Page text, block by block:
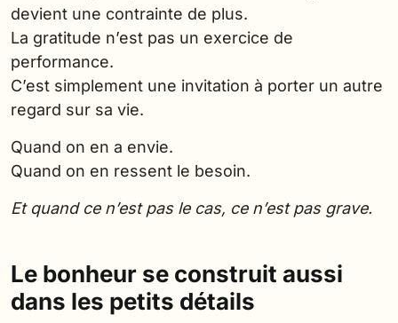
devient une contrainte de plus.
La gratitude n’est pas un exercice de
performance.
C’est simplement une invitation à porter un autre
regard sur sa vie.
Quand on en a envie.
Quand on en ressent le besoin.
Et quand ce n’est pas le cas, ce n’est pas grave.
Le bonheur se construit aussi
dans les petits détails